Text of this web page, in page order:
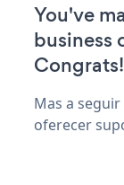
You've
business
Congrats!
Mas a
oferecer